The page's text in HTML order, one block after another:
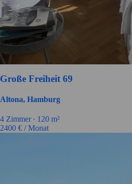
Große Freiheit 69
Altona, Hamburg
4 Zimmer ∙ 120 m²
2400 € / Monat